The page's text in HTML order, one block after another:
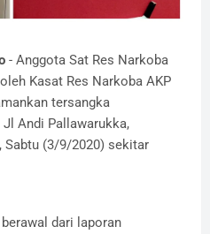
- Anggota Sat Res Narkoba
Kasat Res Narkoba AKP
tersangka
Andi Pallawarukka,
Sabtu (3/9/2020) sekitar
dari laporan